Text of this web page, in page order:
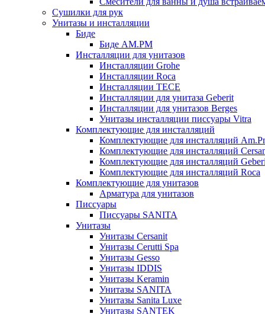
Сушилки для рук
Унитазы и инсталляции
Биде
Биде AM.PM
Инсталляции для унитазов
Инсталляции Grohe
Инсталляции Roca
Инсталляции TECE
Инсталляции для унитаза Geberit
Инсталляции для унитазов Berges
Унитазы инсталляции писсуары Vitra
Комплектующие для инсталляций
Комплектующие для инсталляций
Комплектующие для инсталляций
Комплектующие для инсталляций
Комплектующие для инсталляций Roca
Комплектующие для унитазов
Арматура для унитазов
Писсуары
Писсуары SANITA
Унитазы
Унитазы Cersanit
Унитазы Cerutti Spa
Унитазы Gesso
Унитазы IDDIS
Унитазы Keramin
Унитазы SANITA
Унитазы Sanita Luxe
Унитазы SANTEK